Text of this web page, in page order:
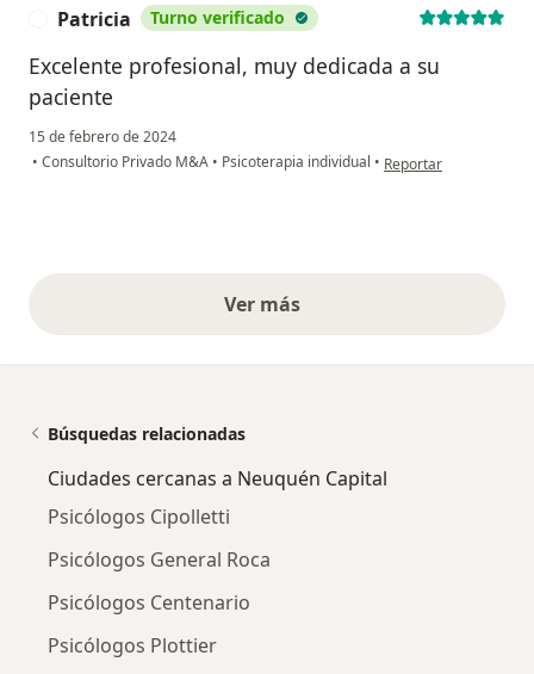
Patricia Turno verificado
Excelente profesional, muy dedicada a su
paciente
15 de febrero de 2024
• Consultorio Privado M&A • Psicoterapia individual • en opinión del usuario
Reportar
Ver másopiniones anteriores
Búsquedas relacionadas
Ciudades cercanas a Neuquén Capital
Psicólogos Cipolletti
Psicólogos General Roca
Psicólogos Centenario
Psicólogos Plottier